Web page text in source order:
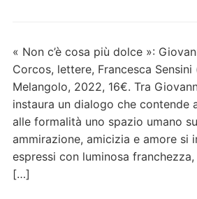
« Non c’è cosa più dolce »:
Corcos, lettere, Francesca Sensini
Melangolo, 2022, 16€. Tra
instaura un dialogo che contende
alle formalità uno spazio umano
ammirazione, amicizia e amore si
espressi con luminosa
[…]